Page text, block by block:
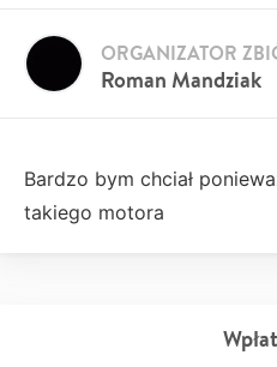
Roman Mandziak
ORGANIZATOR
Bardzo bym chciał
takiego motora